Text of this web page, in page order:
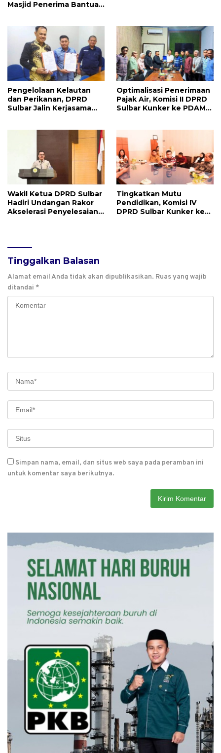
Masjid Penerima Bantuan
Pengelolaan Kelautan
dan Perikanan, DPRD
Sulbar Jalin Kerjasama
Optimalisasi Penerimaan
Pajak Air, Komisi II DPRD
Sulbar Kunker ke PDAM
Wakil Ketua DPRD Sulbar
Hadiri Undangan Rakor
Akselerasi Penyelesaian
Tingkatkan Mutu
Pendidikan, Komisi IV
DPRD Sulbar Kunker ke
Tinggalkan Balasan
Alamat email Anda tidak akan dipublikasikan. Ruas yang wajib
ditandai *
Simpan nama, email, dan situs web saya pada peramban ini
untuk komentar saya berikutnya.